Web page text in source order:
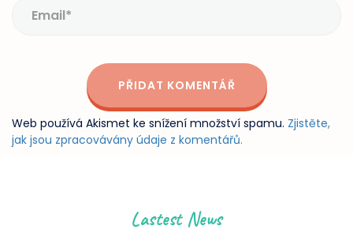
Web používá Akismet ke snížení množství spamu. Zjistěte,
jak jsou zpracovávány údaje z komentářů.
Lastest News